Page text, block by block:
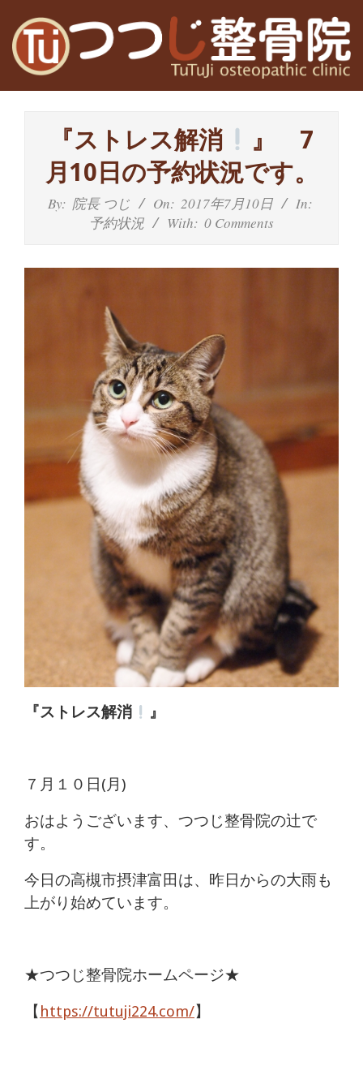
content
高
富
木
肩
こ
り
痛
坐
骨
神
経
は
つ
つ
じ
骨
院
『ストレス解消
』 7
月10日の予約状況です。
By: 院長 つじ On: 2017年7月10日
In:
予約状況
With: 0 Comments
『ストレス解消 』
７月１０日(月)
おはようございます、つつじ整骨院の辻で
す。
今日の高槻市摂津富田は、昨日からの大雨も
上がり始めています。
★つつじ整骨院ホームページ★
【 https://tutuji224.com/】